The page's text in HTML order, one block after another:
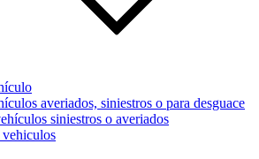
averiados, siniestros o para desguace
siniestros o averiados